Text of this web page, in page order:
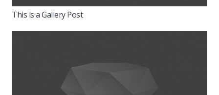
This is a Gallery Post